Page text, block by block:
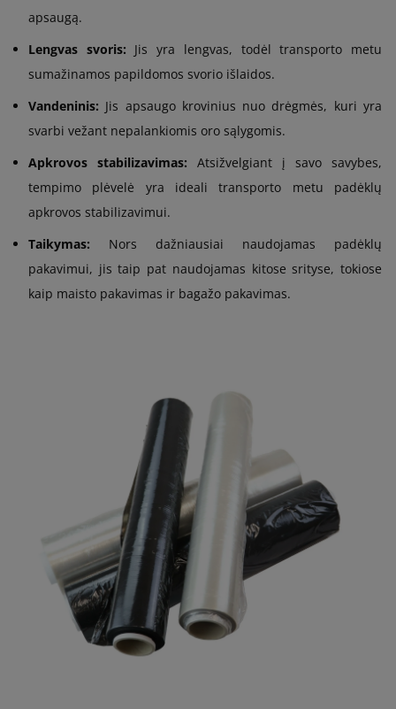
apsaugą.
Lengvas svoris: Jis yra lengvas, todėl transporto metu
sumažinamos papildomos svorio išlaidos.
Vandeninis: Jis apsaugo krovinius nuo drėgmės, kuri yra
svarbi vežant nepalankiomis oro sąlygomis.
Apkrovos stabilizavimas: Atsižvelgiant į savo savybes,
tempimo plėvelė yra ideali transporto metu padėklų
apkrovos stabilizavimui.
Taikymas: Nors dažniausiai naudojamas padėklų
pakavimui, jis taip pat naudojamas kitose srityse, tokiose
kaip maisto pakavimas ir bagažo pakavimas.